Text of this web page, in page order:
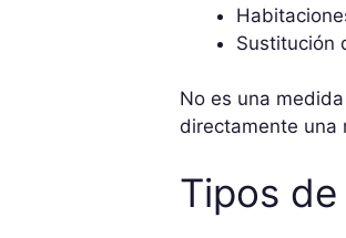
Sustitución
No es una
directamente una
Tipos